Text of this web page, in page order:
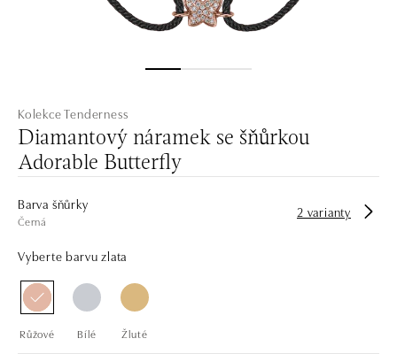
Kolekce Tenderness
Diamantový náramek se šňůrkou
Adorable Butterfly
Barva šňůrky
Černá
2 varianty
Vyberte barvu zlata
Růžové Bílé Žluté